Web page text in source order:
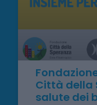
Città della
salute dei